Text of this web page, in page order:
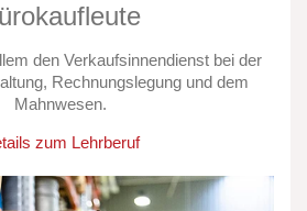
den Verkaufsinnendienst bei der
Rechnungslegung und dem
Mahnwesen.
zum Lehrberuf